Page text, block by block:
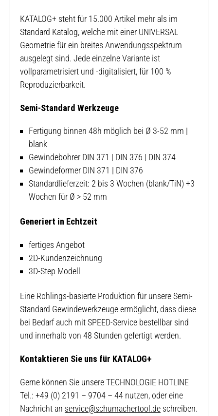
Semi-Standard Gewindewerkzeuge
Sonder-Gewindewerkzeuge
Technologie
Nachschärfen und Pflege
Technik Hotline – Technik vor Ort – Seminar-Planung
TP PRO Mehrwertdienste
Produktion / Manufaktur Gewindewerkzeuge
Digitales Design-Center Gewindetechnologie
Modul 3
Die Web-basierte 8-Plattform-Strategie mit
Unsere Akademie für Gewindetechnologie und
Lenkungssysteme
Modul 5
Vertrieb und Logistik
Aktuelles
Karriere
AMB 2026
Suche
KATALOG+ steht für 15.000 Artikel mehr als im
Standard Katalog, welche mit einer UNIVERSAL
Geometrie für ein breites Anwendungsspektrum
ausgelegt sind. Jede einzelne Variante ist
vollparametrisiert und -digitalisiert, für 100 %
Reproduzierbarkeit.
Semi-Standard Werkzeuge
Fertigung binnen 48h möglich bei Ø 3-52 mm |
blank
Gewindebohrer DIN 371 | DIN 376 | DIN 374
Gewindeformer DIN 371 | DIN 376
Standardlieferzeit: 2 bis 3 Wochen (blank/TiN) +3
Wochen für Ø > 52 mm
Generiert in Echtzeit
fertiges Angebot
2D-Kundenzeichnung
3D-Step Modell
Eine Rohlings-basierte Produktion für unsere Semi-
Standard Gewindewerkzeuge ermöglicht, dass diese
bei Bedarf auch mit SPEED-Service bestellbar sind
und innerhalb von 48 Stunden gefertigt werden.
Kontaktieren Sie uns für KATALOG+
Gerne können Sie unsere TECHNOLOGIE HOTLINE
Tel.: +49 (0) 2191 – 9704 – 44 nutzen, oder eine
Nachricht an service@schumachertool.de schreiben.